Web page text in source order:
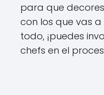
para que
con los que vas a
todo, ¡puedes
chefs en el